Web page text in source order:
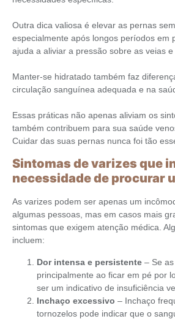
Outra dica valiosa é elevar as pernas
especialmente após longos períodos em
ajuda a aliviar a pressão sobre as veias
Manter-se hidratado também faz
circulação sanguínea adequada e na
Essas práticas não apenas aliviam os
também contribuem para sua saúde
Cuidar das suas pernas nunca foi tão
Sintomas de varizes que
necessidade de procurar
As varizes podem ser apenas um
algumas pessoas, mas em casos mais
sintomas que exigem atenção médica.
incluem:
Dor intensa e persistente – Se
principalmente ao ficar em pé por
ser um indicativo de insuficiência
Inchaço excessivo – Inchaço
tornozelos pode indicar que o